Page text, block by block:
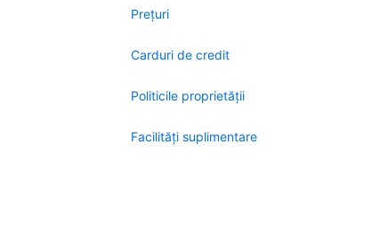
Preţuri
Carduri de credit
Politicile proprietății
Facilităţi suplimentare